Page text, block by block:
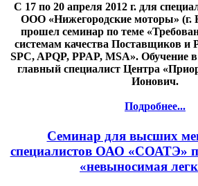
С 17 по 20 апреля 2012 г. для
ООО «Нижегородские моторы» (г.
прошел семинар по теме
системам качества Поставщиков и
SPC, APQP, PPAP, MSA». Обучение
главный специалист Центра
Ионович.
Подробнее...
Семинар для высших
специалистов ОАО «СОАТЭ»
«невыносимая